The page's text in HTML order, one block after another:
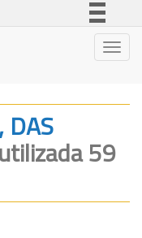
Legislação
Canais
DAS
utilizada 59